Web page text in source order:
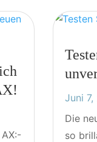
Juni
Die
so